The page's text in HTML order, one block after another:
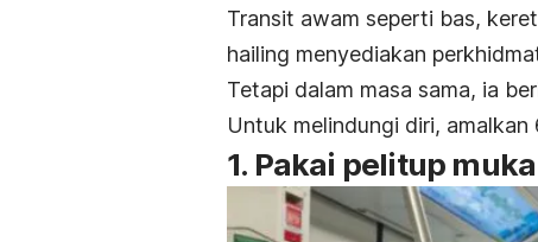
Transit awam seperti bas,
hailing menyediakan
Tetapi dalam masa sama, ia
Untuk melindungi diri,
1. Pakai pelitup